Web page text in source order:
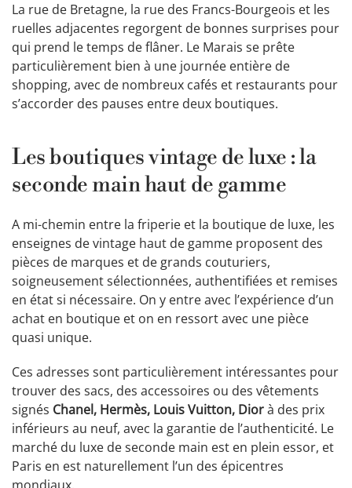
La rue de Bretagne, la rue des Francs-Bourgeois et les
ruelles adjacentes regorgent de bonnes surprises pour
qui prend le temps de flâner. Le Marais se prête
particulièrement bien à une journée entière de
shopping, avec de nombreux cafés et restaurants pour
s’accorder des pauses entre deux boutiques.
Les boutiques vintage de luxe : la
seconde main haut de gamme
A mi-chemin entre la friperie et la boutique de luxe, les
enseignes de vintage haut de gamme proposent des
pièces de marques et de grands couturiers,
soigneusement sélectionnées, authentifiées et remises
en état si nécessaire. On y entre avec l’expérience d’un
achat en boutique et on en ressort avec une pièce
quasi unique.
Ces adresses sont particulièrement intéressantes pour
trouver des sacs, des accessoires ou des vêtements
signés Chanel, Hermès, Louis Vuitton, Diorà des prix
inférieurs au neuf, avec la garantie de l’authenticité. Le
marché du luxe de seconde main est en plein essor, et
Paris en est naturellement l’un des épicentres